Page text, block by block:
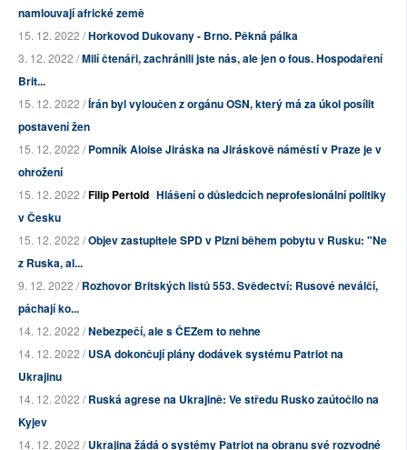
namlouvají africké země
15. 12. 2022 /Horkovod Dukovany - Brno. Pěkná pálka
3. 12. 2022 /Milí čtenáři, zachránili jste nás, ale jen o fous. Hospodaření
Brit...
15. 12. 2022 /Írán byl vyloučen z orgánu OSN, který má za úkol posílit
postavení žen
15. 12. 2022 /Pomník Aloise Jiráska na Jiráskově náměstí v Praze je v
ohrožení
15. 12. 2022 /Filip Pertold Hlášení o důsledcích neprofesionální politiky
v Česku
15. 12. 2022 /Objev zastupitele SPD v Plzni během pobytu v Rusku: "Ne
z Ruska, al...
9. 12. 2022 /Rozhovor Britských listů 553. Svědectví: Rusové neválčí,
páchají ko...
14. 12. 2022 /Nebezpečí, ale s ČEZem to nehne
14. 12. 2022 /USA dokončují plány dodávek systému Patriot na
Ukrajinu
14. 12. 2022 /Ruská agrese na Ukrajině: Ve středu Rusko zaútočilo na
Kyjev
14. 12. 2022 /Ukrajina žádá o systémy Patriot na obranu své rozvodné